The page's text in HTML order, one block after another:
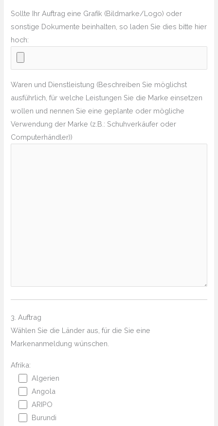
Sollte Ihr Auftrag eine Grafik (Bildmarke/Logo) oder
sonstige Dokumente beinhalten, so laden Sie dies bitte hier
hoch:
Waren und Dienstleistung (Beschreiben Sie möglichst
ausführlich, für welche Leistungen Sie die Marke einsetzen
wollen und nennen Sie eine geplante oder mögliche
Verwendung der Marke (z.B.: Schuhverkäufer oder
Computerhändler))
3. Auftrag
Wählen Sie die Länder aus, für die Sie eine
Markenanmeldung wünschen.
Afrika:
Algerien
Angola
ARIPO
Burundi